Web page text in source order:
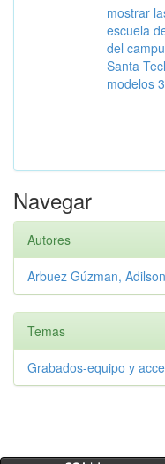
mostrar
escuela
del
Santa
modelos
Navegar
Autores
Arbuez Gúzman,
Temas
Grabados-equipo y